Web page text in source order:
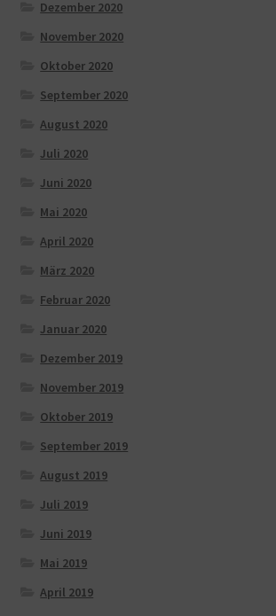
Dezember 2020
November 2020
Oktober 2020
September 2020
August 2020
Juli 2020
Juni 2020
Mai 2020
April 2020
März 2020
Februar 2020
Januar 2020
Dezember 2019
November 2019
Oktober 2019
September 2019
August 2019
Juli 2019
Juni 2019
Mai 2019
April 2019